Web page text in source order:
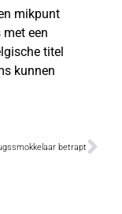
mikpunt
een
titel
kunnen
betrapt